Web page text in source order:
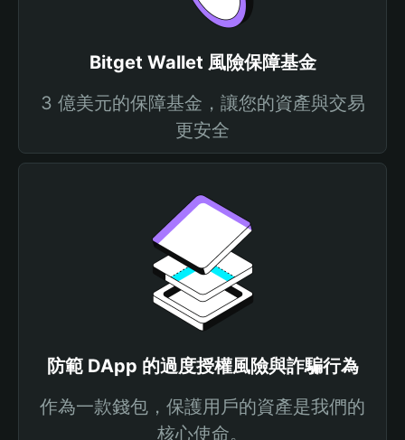
Bitget Wallet 風險保障基金
3 億美元的保障基金，讓您的資產與交易
更安全
防範 DApp 的過度授權風險與詐騙行為
作為一款錢包，保護用戶的資產是我們的
核心使命。